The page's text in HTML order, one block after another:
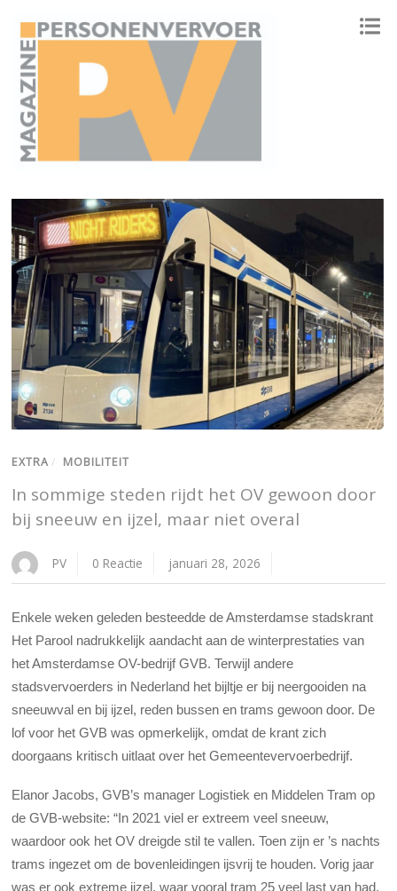
EXTRA / MOBILITEIT
In sommige steden rijdt het OV gewoon door
bij sneeuw en ijzel, maar niet overal
PV 0 Reactie januari 28, 2026
Enkele weken geleden besteedde de Amsterdamse stadskrant
Het Parool nadrukkelijk aandacht aan de winterprestaties van
het Amsterdamse OV-bedrijf GVB. Terwijl andere
stadsvervoerders in Nederland het bijltje er bij neergooiden na
sneeuwval en bij ijzel, reden bussen en trams gewoon door. De
lof voor het GVB was opmerkelijk, omdat de krant zich
doorgaans kritisch uitlaat over het Gemeentevervoerbedrijf.
Elanor Jacobs, GVB’s manager Logistiek en Middelen Tram op
de GVB-website: “In 2021 viel er extreem veel sneeuw,
waardoor ook het OV dreigde stil te vallen. Toen zijn er ’s nachts
trams ingezet om de bovenleidingen ijsvrij te houden. Vorig jaar
was er ook extreme ijzel, waar vooral tram 25 veel last van had.